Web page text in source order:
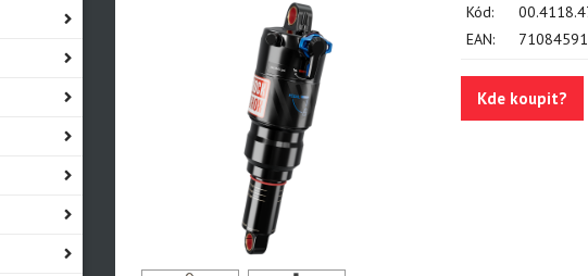
Kód:
EAN:
Kde koupit?